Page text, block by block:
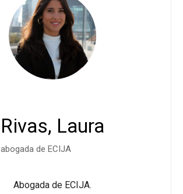
Rivas, Laura
abogada de ECIJA
Abogada de ECIJA.